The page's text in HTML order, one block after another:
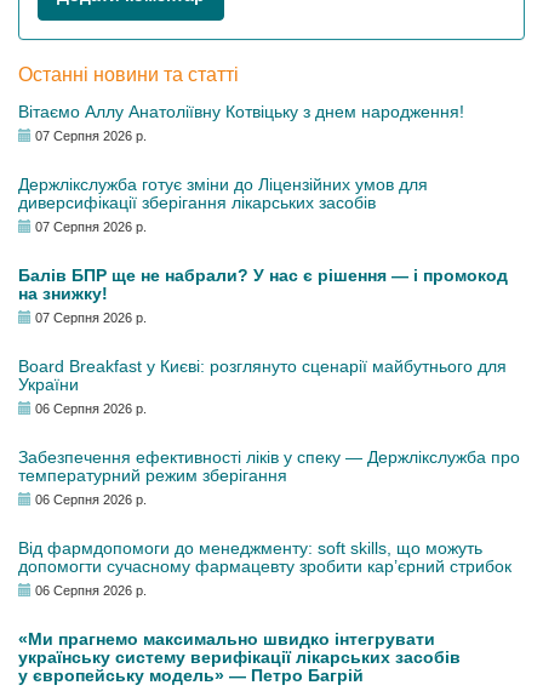
Останні новини та статті
Вітаємо Аллу Анатоліївну Котвіцьку з днем народження!
07 Серпня 2026 р.
Держлікслужба готує зміни до Ліцензійних умов для
диверсифікації зберігання лікарських засобів
07 Серпня 2026 р.
Балів БПР ще не набрали? У нас є рішення — і промокод
на знижку!
07 Серпня 2026 р.
Board Breakfast у Києві: розглянуто сценарії майбутнього для
України
06 Серпня 2026 р.
Забезпечення ефективності ліків у спеку — Держлікслужба про
температурний режим зберігання
06 Серпня 2026 р.
Від фармдопомоги до менеджменту: soft skills, що можуть
допомогти сучасному фармацевту зробити кар’єрний стрибок
06 Серпня 2026 р.
«Ми прагнемо максимально швидко інтегрувати
українську систему верифікації лікарських засобів
у європейську модель» — Петро Багрій